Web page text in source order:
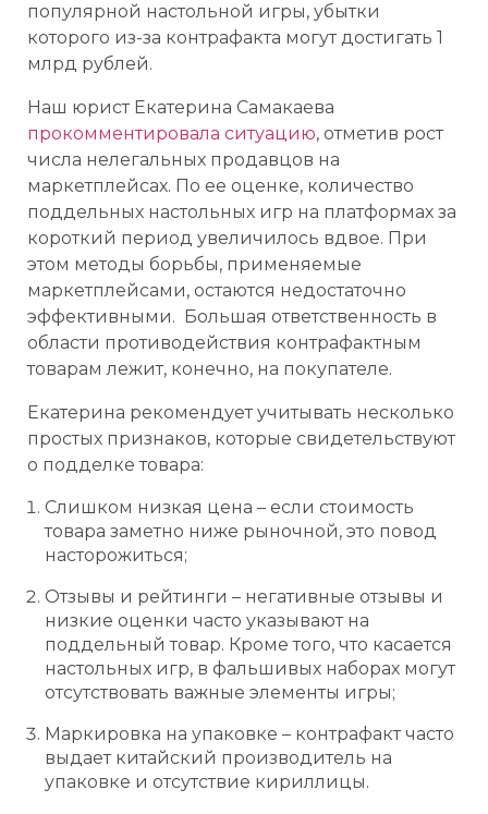
популярной настольной игры, убытки
которого из-за контрафакта могут достигать 1
млрд рублей.
Наш юрист Екатерина Самакаева
прокомментировала ситуацию, отметив рост
числа нелегальных продавцов на
маркетплейсах. По ее оценке, количество
поддельных настольных игр на платформах за
короткий период увеличилось вдвое. При
этом методы борьбы, применяемые
маркетплейсами, остаются недостаточно
эффективными. Большая ответственность в
области противодействия контрафактным
товарам лежит, конечно, на покупателе.
Екатерина рекомендует учитывать несколько
простых признаков, которые свидетельствуют
о подделке товара:
Слишком низкая цена – если стоимость
товара заметно ниже рыночной, это повод
насторожиться;
Отзывы и рейтинги – негативные отзывы и
низкие оценки часто указывают на
поддельный товар. Кроме того, что касается
настольных игр, в фальшивых наборах могут
отсутствовать важные элементы игры;
Маркировка на упаковке – контрафакт часто
выдает китайский производитель на
упаковке и отсутствие кириллицы.